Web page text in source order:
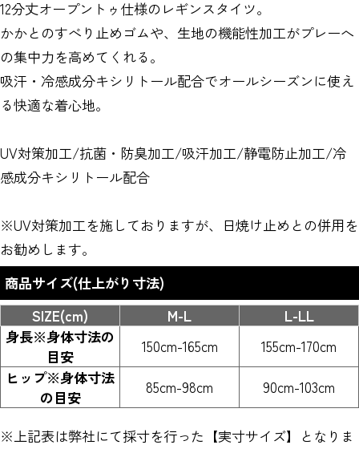
12分丈オープントゥ仕様のレギンスタイツ。
かかとのすべり止めゴムや、生地の機能性加工がプレーへ
の集中力を高めてくれる。
吸汗・冷感成分キシリトール配合でオールシーズンに使え
る快適な着心地。
UV対策加工/抗菌・防臭加工/吸汗加工/静電防止加工/冷
感成分キシリトール配合
※UV対策加工を施しておりますが、日焼け止めとの併用を
お勧めします。
商品サイズ(仕上がり寸法)
SIZE(cm)
M-L
L-LL
身長※身体寸法の
目安
150cm-165cm
155cm-170cm
ヒップ※身体寸法
の目安
85cm-98cm 90cm-103cm
※上記表は弊社にて採寸を行った【実寸サイズ】となりま